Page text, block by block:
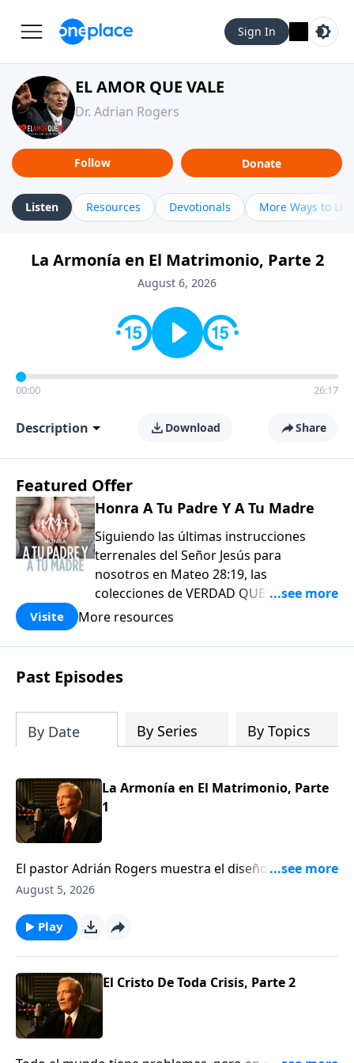
Sign In
EL AMOR QUE VALE
Dr. Adrian Rogers
Follow Donate
Listen Resources Devotionals More Ways to
La Armonía en El Matrimonio, Parte 2
August 6, 2026
00:00 26:17
Description Download Share
Featured Offer
Honra A Tu Padre Y A Tu Madre
Siguiendo las últimas instrucciones
terrenales del Señor Jesús para
nosotros en Mateo 28:19, las
colecciones de VERDAD QUE VALE
COMPARTIR de EL AMOR QUE VALE
para usarse tanto en su crecimiento
personal como, aún más importante, en
su comisión de «Por tanto, vayan y
Visite More resources
Past Episodes
By Date By Series By Topics
La Armonía en El Matrimonio, Parte
1
El pastor Adrián Rogers muestra el diseño de Dios
para el matrimonio; las diferencias entre hombre y
las innegables diferencias emocionales y sicológicas,
el matrimonio puede ser un dúo, no un duelo. Dios
August 5, 2026
Play
El Cristo De Toda Crisis, Parte 2